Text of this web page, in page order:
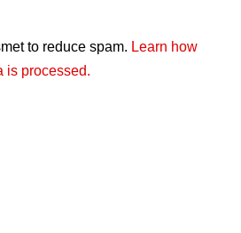
to reduce spam. Learn how
is processed.